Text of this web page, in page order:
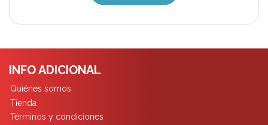
INFO ADICIONAL
Quiénes somos
Tienda
Términos y condiciones